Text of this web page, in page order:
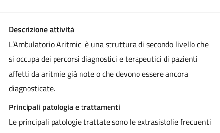
Descrizione attività
L’Ambulatorio Aritmici è una struttura di secondo livello che
si occupa dei percorsi diagnostici e terapeutici di pazienti
affetti da aritmie già note o che devono essere ancora
diagnosticate.
Principali patologia e trattamenti
Le principali patologie trattate sono le extrasistolie frequenti